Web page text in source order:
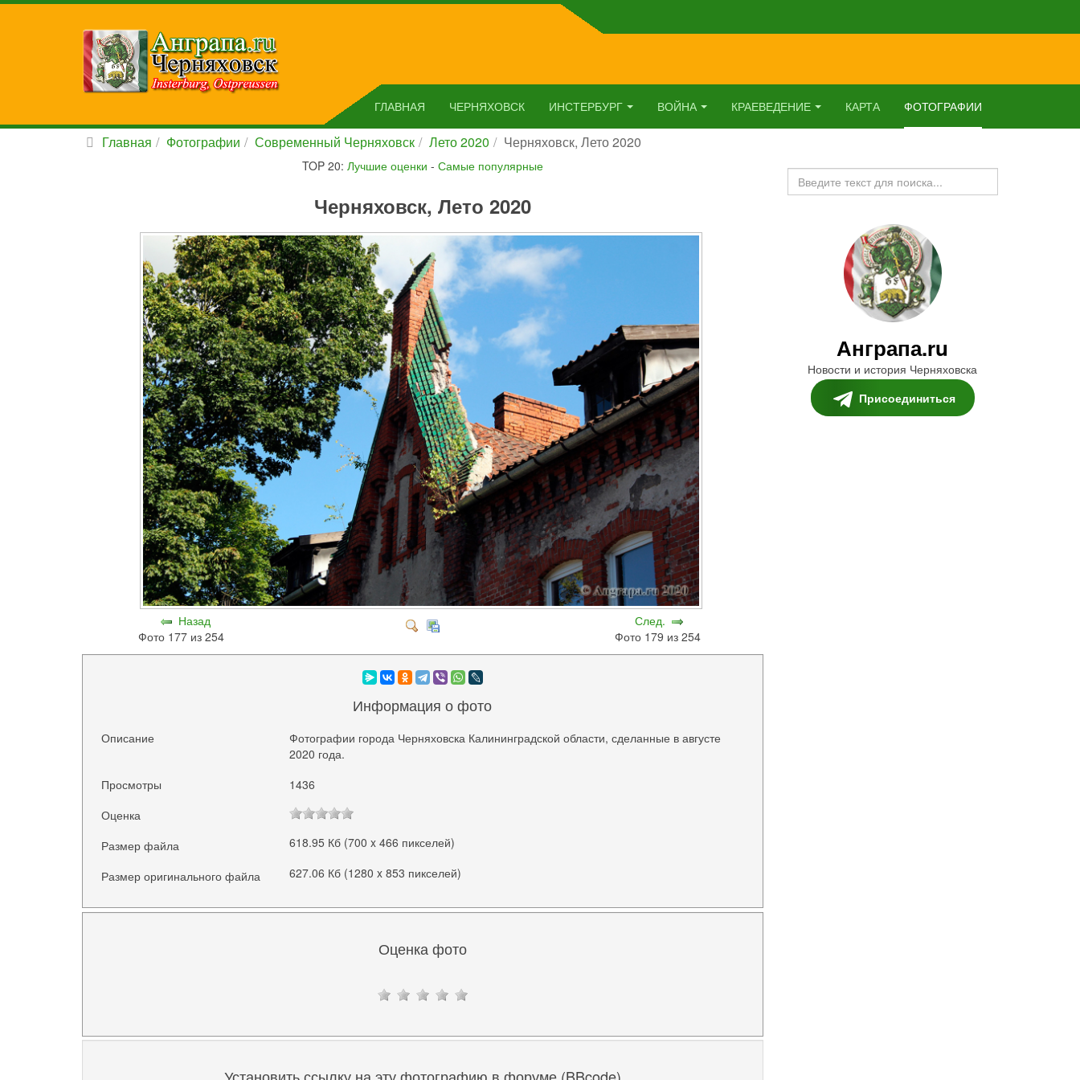
ГЛАВНАЯ ЧЕРНЯХОВСК ИНСТЕРБУРГ ВОЙНА КРАЕВЕДЕНИЕ КАРТА ФОТОГРАФИИ
Главная Фотографии Современный Черняховск Лето 2020 Черняховск, Лето 2020
TOP 20: Лучшие оценки - Самые популярные
Черняховск, Лето 2020
Назад
Фото 177 из 254
След.
Фото 179 из 254
Информация о фото
Описание
Фотографии города Черняховска Калининградской области, сделанные в августе
2020 года.
Просмотры
1436
Оценка
Размер файла
618.95 Кб (700 x 466 пикселей)
Размер оригинального файла 627.06 Кб (1280 x 853 пикселей)
Оценка фото
Установить ссылку на эту фотографию в форуме (BBcode)
Искать...
Анграпа.ru
Новости и история Черняховска
Присоединиться